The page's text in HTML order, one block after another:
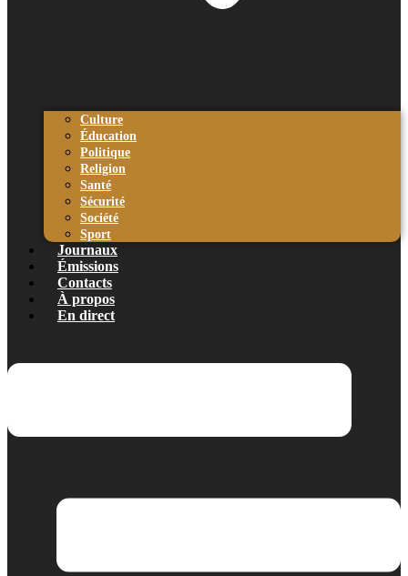
Culture
Éducation
Politique
Religion
Santé
Sécurité
Société
Sport
Journaux
Émissions
Contacts
À propos
En direct